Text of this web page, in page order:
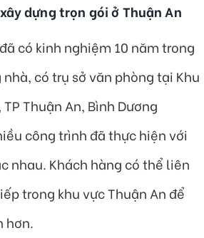
dựng trọn gói ở Thuận An
có kinh nghiệm 10 năm trong
có trụ sở văn phòng tại Khu
TP Thuận An, Bình Dương
công trình đã thực hiện với
nhau. Khách hàng có thể liên
trong khu vực Thuận An để
hơn.